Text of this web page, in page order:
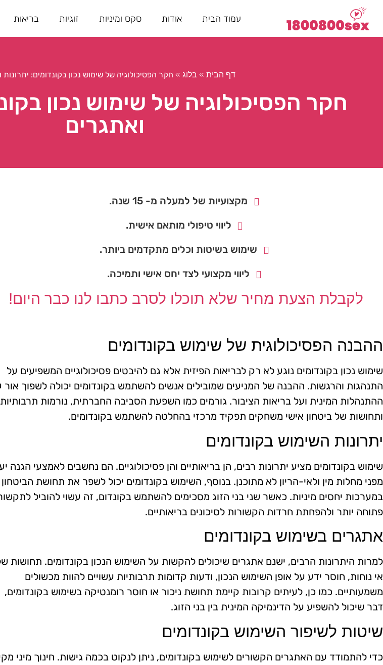
עמוד הבית אודות סקס ומיניות זוגיות בריאות
דף הבית » בלוג » חקר הפסיכולוגיה של שימוש נכון בקונדומים: יתרונות
חקר הפסיכולוגיה של שימוש נכון
ואתגרים
מקצועיות של למעלה מ- 15 שנה.
ליווי טיפולי מותאם אישית.
שימוש בשיטות וכלים מתקדמים ביותר.
ליווי מקצועי לצד יחס אישי ותמיכה.
לקבלת הצעת מחיר שלא תוכלו לסרב כתבו לנו כבר היום!
ההבנה הפסיכולוגית של שימוש בקונדומים
שימוש נכון בקונדומים נוגע לא רק לבריאות הפיזית אלא גם להיבטים פסיכולוגיים המשפיעים על
התנהגות והרגשות. ההבנה של המניעים שמובילים אנשים להשתמש בקונדומים יכולה לשפוך אור
ההתנהלות המינית ועל בריאות הציבור. גורמים כמו השפעת הסביבה החברתית, נורמות תרבותיות
ותחושות של ביטחון אישי משחקים תפקיד מרכזי בהחלטה להשתמש בקונדומים.
יתרונות השימוש בקונדומים
שימוש בקונדומים מציע יתרונות רבים, הן בריאותיים והן פסיכולוגיים. הם נחשבים לאמצעי הגנה
מפני מחלות מין ולאי-הריון לא מתוכנן. בנוסף, השימוש בקונדומים יכול לשפר את תחושת הביטחון
במערכות יחסים מיניות. כאשר שני בני הזוג מסכימים להשתמש בקונדום, זה עשוי להוביל
פתוחה יותר ולהפחתת חרדות הקשורות לסיכונים בריאותיים.
אתגרים בשימוש בקונדומים
למרות היתרונות הרבים, ישנם אתגרים שיכולים להקשות על השימוש הנכון בקונדומים. תחושות
אי נוחות, חוסר ידע על אופן השימוש הנכון, ודעות קדומות תרבותיות עשויים להוות מכשולים
משמעותיים. כמו כן, לעיתים קרובות קיימת תחושת ניכור או חוסר רומנטיקה בשימוש בקונדומים,
דבר שיכול להשפיע על הדינמיקה המינית בין בני הזוג.
שיטות לשיפור השימוש בקונדומים
כדי להתמודד עם האתגרים הקשורים לשימוש בקונדומים, ניתן לנקוט בכמה גישות. חינוך מיני